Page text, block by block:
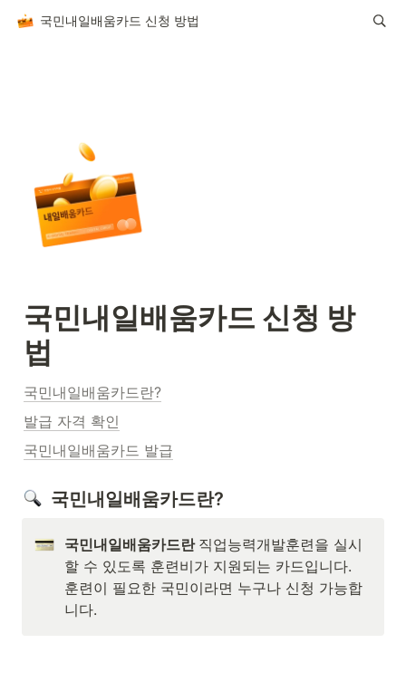
국민내일배움카드 신청 방법
국민내일배움카드 신청 방
법
국민내일배움카드란?
발급 자격 확인
국민내일배움카드 발급
국민내일배움카드란?
국민내일배움카드란 직업능력개발훈련을 실시
할 수 있도록 훈련비가 지원되는 카드입니다.
훈련이 필요한 국민이라면 누구나 신청 가능합
니다.